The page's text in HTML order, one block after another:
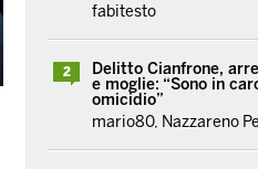
fabitesto
2
Delitto Cianfrone,
e moglie: “Sono in
omicidio”
mario80, Nazzareno